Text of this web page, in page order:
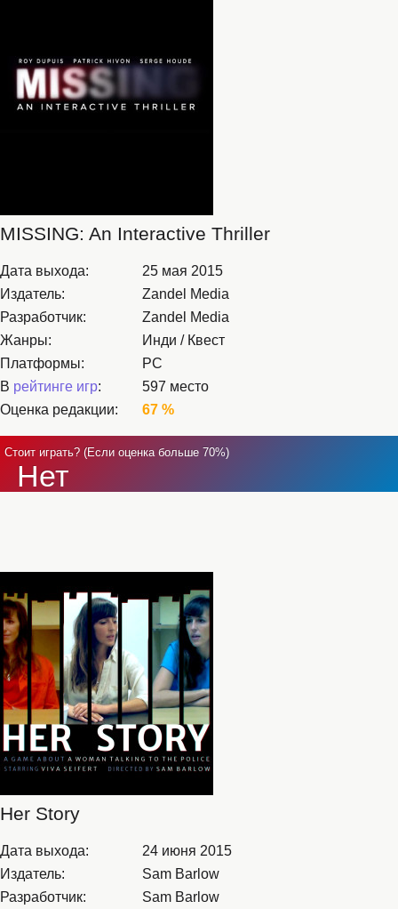
MISSING: An Interactive Thriller
Дата выхода:
25 мая 2015
Издатель:
Zandel Media
Разработчик:
Zandel Media
Жанры:
Инди / Квест
Платформы:
PC
В рейтинге игр:
597 место
Оценка редакции:
67 %
Стоит играть? (Если оценка больше 70%)
Нет
Her Story
Дата выхода:
24 июня 2015
Издатель:
Sam Barlow
Разработчик:
Sam Barlow